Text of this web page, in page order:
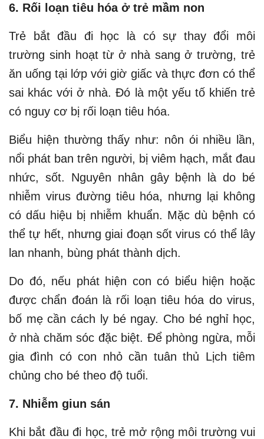
6. Rối loạn tiêu hóa ở trẻ mầm non
Trẻ bắt đầu đi học là có sự thay đổi môi
trường sinh hoạt từ ở nhà sang ở trường, trẻ
ăn uống tại lớp với giờ giấc và thực đơn có thể
sai khác với ở nhà. Đó là một yếu tố khiến trẻ
có nguy cơ bị rối loạn tiêu hóa.
Biểu hiện thường thấy như: nôn ói nhiều lần,
nổi phát ban trên người, bị viêm hạch, mắt đau
nhức, sốt. Nguyên nhân gây bệnh là do bé
nhiễm virus đường tiêu hóa, nhưng lại không
có dấu hiệu bị nhiễm khuẩn. Mặc dù bệnh có
thể tự hết, nhưng giai đoạn sốt virus có thể lây
lan nhanh, bùng phát thành dịch.
Do đó, nếu phát hiện con có biểu hiện hoặc
được chẩn đoán là rối loạn tiêu hóa do virus,
bố mẹ cần cách ly bé ngay. Cho bé nghỉ học,
ở nhà chăm sóc đặc biệt. Để phòng ngừa, mỗi
gia đình có con nhỏ cần tuân thủ Lịch tiêm
chủng cho bé theo độ tuổi.
7. Nhiễm giun sán
Khi bắt đầu đi học, trẻ mở rộng môi trường vui